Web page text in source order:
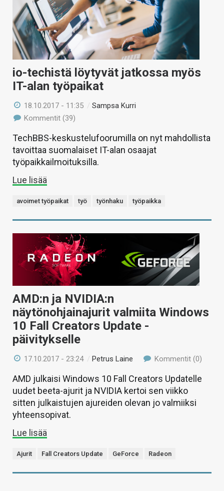
io-techistä löytyvät jatkossa myös
IT-alan työpaikat
18.10.2017 - 11:35 /Sampsa Kurri
Kommentit (39)
TechBBS-keskustelufoorumilla on nyt mahdollista
tavoittaa suomalaiset IT-alan osaajat
työpaikkailmoituksilla.
Lue lisää
avoimet työpaikat työ työnhaku työpaikka
AMD:n ja NVIDIA:n
näytönohjainajurit valmiita Windows
10 Fall Creators Update -
päivitykselle
17.10.2017 - 23:24 /Petrus Laine Kommentit (0)
AMD julkaisi Windows 10 Fall Creators Updatelle
uudet beeta-ajurit ja NVIDIA kertoi sen viikko
sitten julkaistujen ajureiden olevan jo valmiiksi
yhteensopivat.
Lue lisää
Ajurit Fall Creators Update GeForce Radeon